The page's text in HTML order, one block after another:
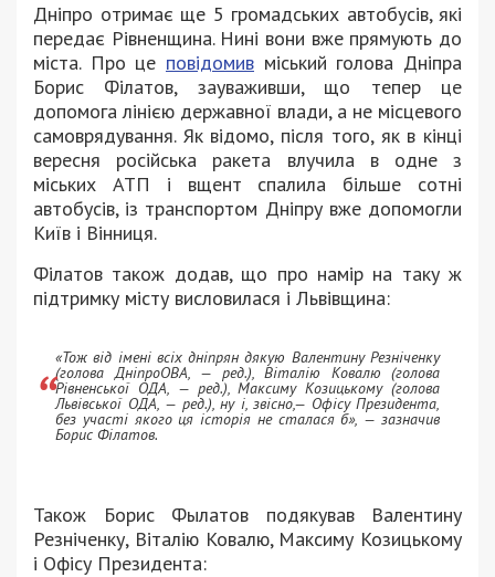
Дніпро отримає ще 5 громадських автобусів, які
передає Рівненщина. Нині вони вже прямують до
міста. Про це повідомив міський голова Дніпра
Борис Філатов, зауваживши, що тепер це
допомога лінією державної влади, а не місцевого
самоврядування. Як відомо, після того, як в кінці
вересня російська ракета влучила в одне з
міських АТП і вщент спалила більше сотні
автобусів, із транспортом Дніпру вже допомогли
Київ і Вінниця.
Філатов також додав, що про намір на таку ж
підтримку місту висловилася і Львівщина:
«Тож від імені всіх дніпрян дякую Валентину Резніченку
(голова ДніпроОВА, — ред.), Віталію Ковалю (голова
Рівненської ОДА, — ред.), Максиму Козицькому (голова
Львівської ОДА, — ред.), ну і, звісно,— Офісу Президента,
без участі якого ця історія не сталася б», — зазначив
Борис Філатов.
Також Борис Фылатов подякував Валентину
Резніченку, Віталію Ковалю, Максиму Козицькому
і Офісу Президента: